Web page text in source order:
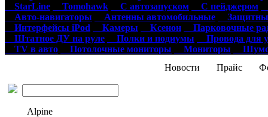
StarLine
Tomohawk С автозапуском С пейджером
Авто-навигаторы
Антенны автомобильные
Интерфейсы iPod
Камеры Ксенон
Парковочные
Штатное ДУ на руле
Полки и подиумы
Провода для
TV в авто
Потолочные мониторы Мониторы
Новости Прайс
Alpine